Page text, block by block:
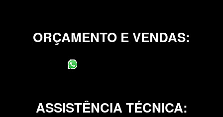
ORÇAMENTO E VENDAS:
ASSISTÊNCIA TÉCNICA: